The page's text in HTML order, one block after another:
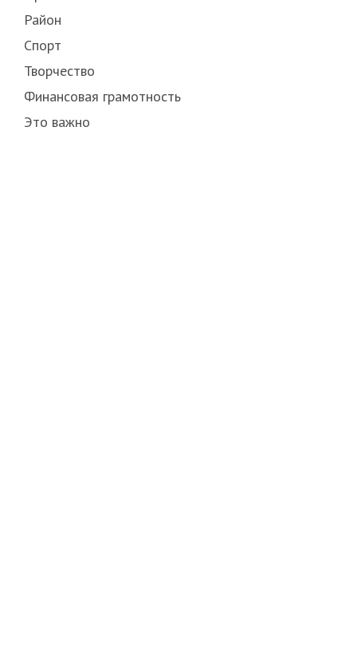
Район
Спорт
Творчество
Финансовая грамотность
Это важно